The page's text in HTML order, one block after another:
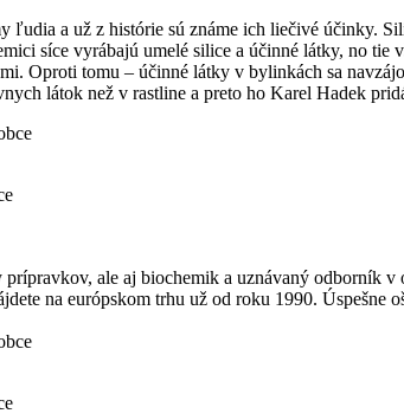
ľudia a už z histórie sú známe ich liečivé účinky.
síce vyrábajú umelé silice a účinné látky, no
Oproti tomu – účinné látky v bylinkách sa
látok než v rastline a preto ho Karel Hadek
ale aj biochemik a uznávaný odborník
na európskom trhu už od roku 1990.